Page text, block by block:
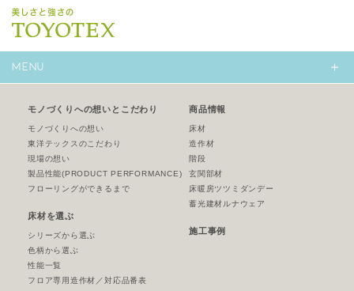
MENU
モノづくりへの想いとこだわり
モノづくりへの想い
東洋テックスのこだわり
現場の想い
製品性能(PRODUCT PERFORMANCE)
フローリングができるまで
床材を選ぶ
シリーズから選ぶ
色柄から選ぶ
性能一覧
フロア専用造作材／対応品番表
商品情報
床材
造作材
階段
玄関部材
床暖房ツツミダンデー
蓄光建材ルナウェア
施工事例